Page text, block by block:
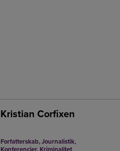
Kristian Corfixen
Forfatterskab,Journalistik,